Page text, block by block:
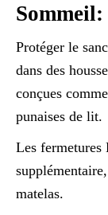
Sommeil:
Protéger le
dans des
conçues
punaises de lit.
Les fermetures
matelas.